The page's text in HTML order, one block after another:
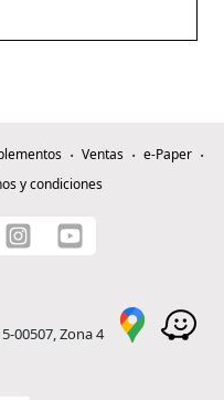
Ventas
e-Paper
y condiciones
00507, Zona 4